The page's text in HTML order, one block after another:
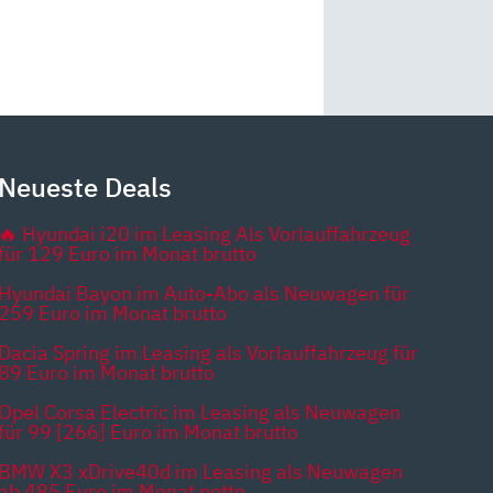
Neueste Deals
🔥 Hyundai i20 im Leasing Als Vorlauffahrzeug
129 Euro im Monat brutto
Hyundai Bayon im Auto-Abo als Neuwagen für
259 Euro im Monat brutto
Dacia Spring im Leasing als Vorlauffahrzeug für
89 Euro im Monat brutto
Opel Corsa Electric im Leasing als Neuwagen
99 [266] Euro im Monat brutto
BMW X3 xDrive40d im Leasing als Neuwagen